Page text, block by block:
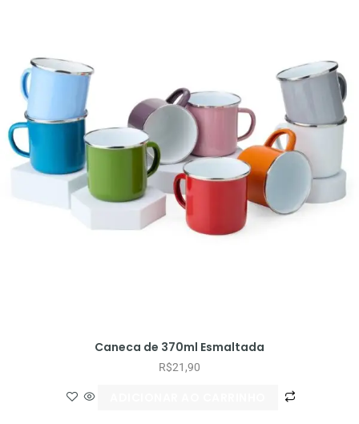
Caneca de 370ml Esmaltada
R$21,90